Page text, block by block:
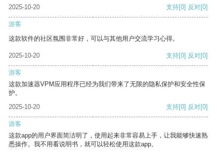
2025-10-20
支持[0] 反对[0]
游客
这款软件的社区氛围非常好，可以与其他用户交流学习心得。
2025-10-20 支持[0] 反对[0]
游客
这款加速器VPM应用程序已经为我们带来了无限的隐私保护和安全性保
护。
2025-10-20
支持[0] 反对[0]
游客
这款app的用户界面简洁明了，使用起来非常容易上手，让我能够快速熟
悉操作。我不用看说明书，就可以轻松使用这款app。